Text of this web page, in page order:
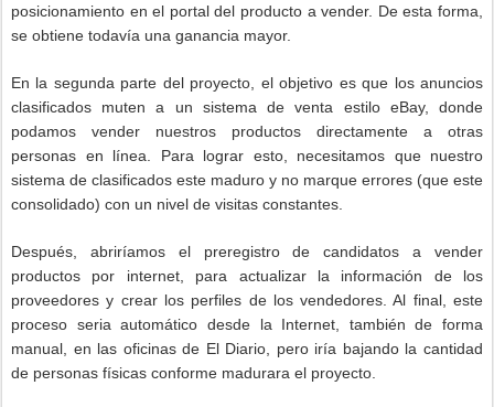
posicionamiento en el portal del producto a vender. De esta forma,
se obtiene todavía una ganancia mayor.
En la segunda parte del proyecto, el objetivo es que los anuncios
clasificados muten a un sistema de venta estilo eBay, donde
podamos vender nuestros productos directamente a otras
personas en línea. Para lograr esto, necesitamos que nuestro
sistema de clasificados este maduro y no marque errores (que este
consolidado) con un nivel de visitas constantes.
Después, abriríamos el preregistro de candidatos a vender
productos por internet, para actualizar la información de los
proveedores y crear los perfiles de los vendedores. Al final, este
proceso seria automático desde la Internet, también de forma
manual, en las oficinas de El Diario, pero iría bajando la cantidad
de personas físicas conforme madurara el proyecto.